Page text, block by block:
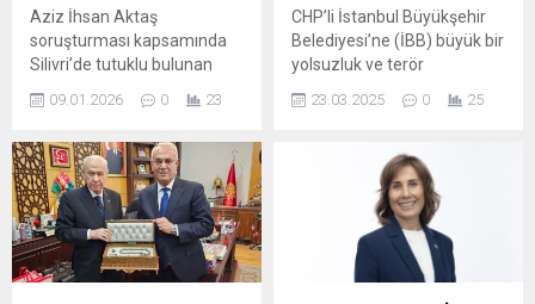
Aziz İhsan Aktaş
soruşturması kapsamında
Silivri’de tutuklu bulunan
Başkanı Oya Tekin, kadınlar
hastalığının başgösterdiğini
sosyal medya paylaşımı ile
duyurdu. Tekin, “İnsan
böylesi durumlarda bir tas
çorba, ıhlamur ve en çok ta
ailesini yanında görmek
09.01.2026 0 23
CHP’li İstanbul Büyükşehir
Belediyesi’ne (İBB) büyük bir
yolsuzluk ve terör
hakkında tutuklama
mahkemede Ekrem
İmamoğlu’nun sorgusu
tamamlandı. Çağlayan
Adliyesi’nde kararlar
açıklanmaya başlarken İPA
Başkanı Buğra Gökce,
23.03.2025 0 25